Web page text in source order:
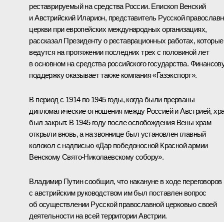
реставрируемый на средства России. Епископ Венский
и Австрийский Иларион, представитель Русской
церкви при европейских международных организациях,
рассказал Президенту о реставрационных работах, которые
ведутся на протяжении последних трех с половиной лет
в основном на средства российского государства.
поддержку оказывает также компания «Газэкспорт».
В период с 1914 по 1945 годы, когда были прерваны
дипломатические отношения между Россией и Австрией,
был закрыт. В 1945 году после освобождения Вены храм
открыли вновь, а на звоннице был установлен главный
колокол с надписью «Дар победоносной Красной армии
Венскому Свято-Николаевскому собору».
Владимир Путин сообщил, что накануне в ходе переговоров
с австрийским руководством им был поставлен вопрос
об осуществлении Русской православной церковью своей
деятельности на всей территории Австрии.